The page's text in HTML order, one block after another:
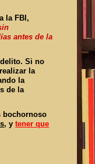
la FBI,
antes de la
Si no
la
la
de la
bochornoso
, y tener que